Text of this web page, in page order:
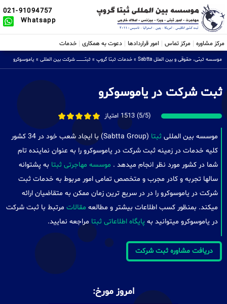
021-91094757
Whatsapp
مرکز مشاوره مرکز تماس امور قراردادها دعوت به همکاری خدمات
موسسه ثبتی، حقوقی و بین الملل Sabtta » خدمات ثبتا گروپ » ثبتــــــــــــــــ شرکت بین المللی » یاموسوکرو
ثبت شرکت در یاموسوکرو
(5/5) 1513 امتیاز
موسسه بین المللی ثبتا
(Sabtta Group) با ایجاد شعب خود در 34 کشور
کلیه خدمات در زمینه ثبت شرکت در یاموسوکرو را به عنوان نماینده تام
شما در کشور مورد نظر انجام میدهد . موسسه مهاجرتی ثبتا به پشتوانه
سالها تجربه و کادر مجرب و متخصص تمامی امور مربوط به خدمات ثبت
شرکت در یاموسوکرو را در در سریع ترین زمان ممکن به متقاضیان ارائه
میکند. بمنظور کسب اطلاعات بیشتر و مطالعه مقالات مرتبط با ثبت شرکت
در یاموسوکرو میتوانید به پایگاه اطلاعاتی ثبتامراجعه نمایید.
دریافت مشاوره ثبت شرکت
امروز مورخ: